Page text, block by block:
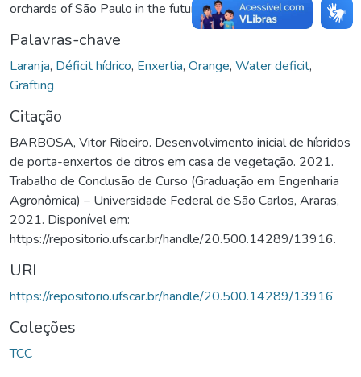
orchards of São Paulo in the future.
Palavras-chave
Laranja, Déficit hídrico, Enxertia, Orange, Water deficit,
Grafting
Citação
BARBOSA, Vitor Ribeiro. Desenvolvimento inicial de híbridos
de porta-enxertos de citros em casa de vegetação. 2021.
Trabalho de Conclusão de Curso (Graduação em Engenharia
Agronômica) – Universidade Federal de São Carlos, Araras,
2021. Disponível em:
https://repositorio.ufscar.br/handle/20.500.14289/13916.
URI
https://repositorio.ufscar.br/handle/20.500.14289/13916
Coleções
TCC